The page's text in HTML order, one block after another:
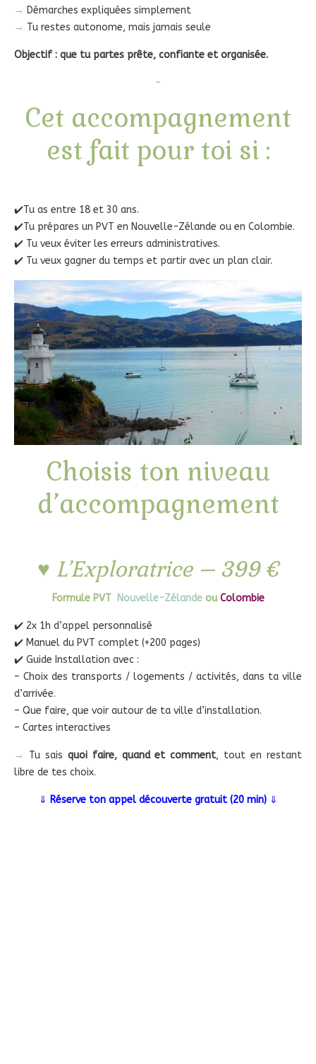
→ Démarches expliquées simplement
→ Tu restes autonome, mais jamais seule
Objectif : que tu partes prête, confiante et organisée.
~
Cet accompagnement
est fait pour toi si :
✔️Tu as entre 18 et 30 ans.
✔️Tu prépares un PVT en Nouvelle-Zélande ou en Colombie.
✔️ Tu veux éviter les erreurs administratives.
✔️ Tu veux gagner du temps et partir avec un plan clair.
Choisis ton niveau
d’accompagnement
♥ L’Exploratrice – 399 €
Formule PVT Nouvelle-ZélandeouColombie
✔️ 2x 1h d’appel personnalisé
✔️ Manuel du PVT complet (+200 pages)
✔️ Guide Installation avec :
– Choix des transports / logements / activités, dans ta ville
d’arrivée.
– Que faire, que voir autour de ta ville d’installation.
– Cartes interactives
→ Tu sais quoi faire, quand et comment, tout en restant
libre de tes choix.
⇓ Réserve ton appel découverte gratuit (20 min) ⇓